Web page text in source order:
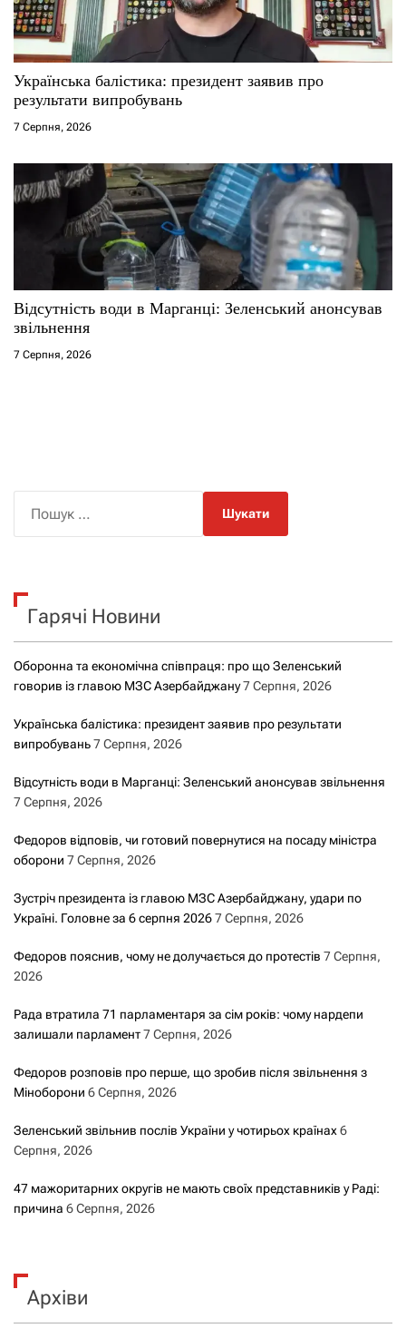
Українська балістика: президент заявив про
результати випробувань
7 Серпня, 2026
Відсутність води в Марганці: Зеленський анонсував
звільнення
7 Серпня, 2026
к
Гарячі Новини
Оборонна та економічна співпраця: про що Зеленський
говорив із главою МЗС Азербайджану7 Серпня, 2026
Українська балістика: президент заявив про результати
випробувань7 Серпня, 2026
Відсутність води в Марганці: Зеленський анонсував звільнення
7 Серпня, 2026
Федоров відповів, чи готовий повернутися на посаду міністра
оборони 7 Серпня, 2026
Зустріч президента із главою МЗС Азербайджану, удари по
Україні. Головне за 6 серпня 20267 Серпня, 2026
Федоров пояснив, чому не долучається до протестів 7 Серпня,
2026
Рада втратила 71 парламентаря за сім років: чому нардепи
залишали парламент7 Серпня, 2026
Федоров розповів про перше, що зробив після звільнення з
Міноборони 6 Серпня, 2026
Зеленський звільнив послів України у чотирьох країнах 6
Серпня, 2026
47 мажоритарних округів не мають своїх представників у Раді:
причина 6 Серпня, 2026
Архіви